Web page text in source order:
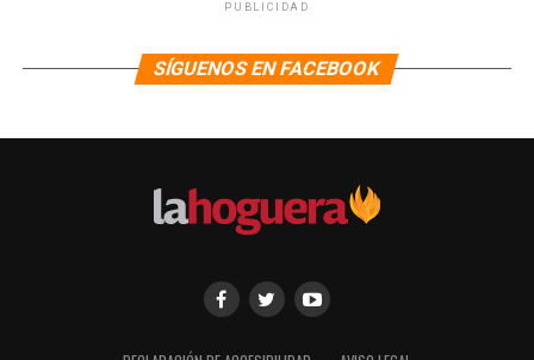
PUBLICIDAD
SÍGUENOS EN FACEBOOK